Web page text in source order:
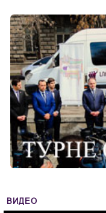
ВИДЕО